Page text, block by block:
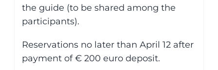
the guide (to be shared among the
participants).
Reservations no later than April 12 after
payment of € 200 euro deposit.